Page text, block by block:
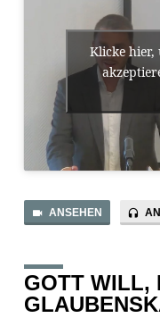
Klicke hier,
ANSEHEN
GOTT WILL,